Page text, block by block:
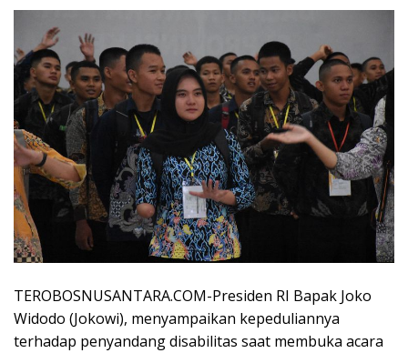
TEROBOSNUSANTARA.COM-Presiden RI Bapak Joko
Widodo (Jokowi), menyampaikan kepeduliannya
terhadap penyandang disabilitas saat membuka acara